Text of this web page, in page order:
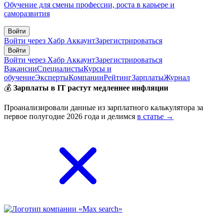
Обучение для смены профессии, роста в карьере и
саморазвития
Войти
Войти через Хабр АккаунтЗарегистрироваться
Войти
Войти через Хабр АккаунтЗарегистрироваться
ВакансииСпециалистыКурсы и
обучениеЭкспертыКомпанииРейтингЗарплатыЖурнал
💰 Зарплаты в IT растут медленнее инфляции
Проанализировали данные из зарплатного калькулятора за
первое полугодие 2026 года и делимся в статье →